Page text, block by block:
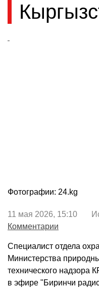
Фотографии: 24.kg
11 мая 2026, 15:10
Комментарии
Специалист отдела
Министерства
технического надзора
в эфире "Биринчи